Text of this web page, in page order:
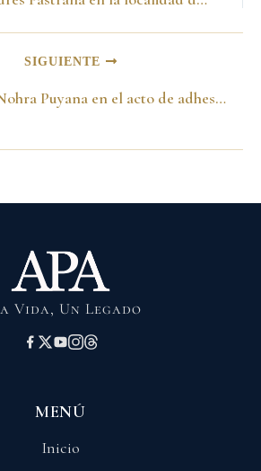
SIGUIENTE
Discurso de Nohra Puyana en el acto de adhesión de Cristianos Evangélicos -1998-
Vida, Un Legado
MENÚ
Inicio